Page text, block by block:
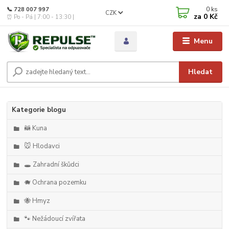
Menu
CZK
Hledat
📞 728 007 997
⏰ Po - Pá | 7:00 - 13:30 |
0 ks
za 0 Kč
Kategorie blogu
🦝 Kuna
🐭 Hlodavci
🕳️ Zahradní škůdci
🐗 Ochrana pozemku
🐝 Hmyz
🐾 Nežádoucí zvířata